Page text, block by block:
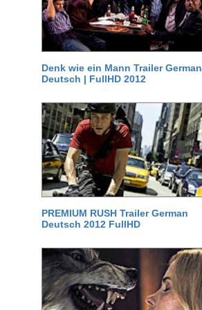
Denk wie ein Mann Trailer German
Deutsch | FullHD 2012
PREMIUM RUSH Trailer German
Deutsch 2012 FullHD